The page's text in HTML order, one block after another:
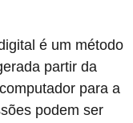
é um método
partir da
para a
podem ser